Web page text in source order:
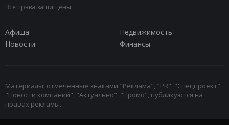
Все права защищены.
Афиша
Недвижимость
Новости
Финансы
Материалы, отмеченные знаками "Реклама", "PR", "Спецпроект",
"Новости компаний", "Актуально", "Промо", публикуются на
правах рекламы.